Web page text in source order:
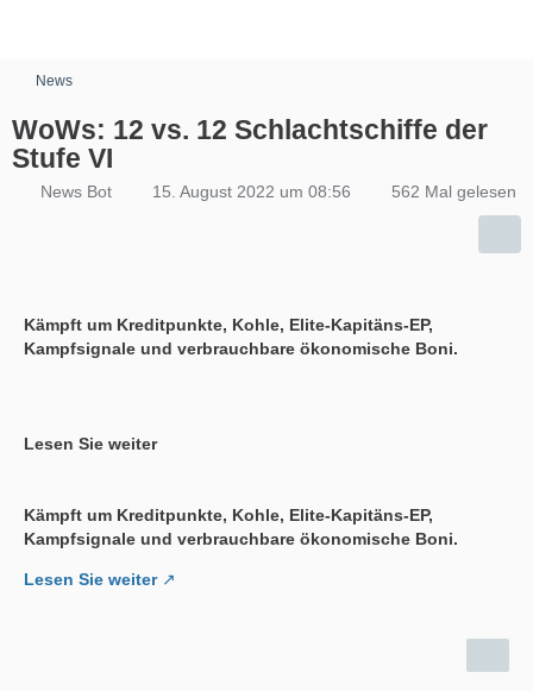
News
WoWs: 12 vs. 12 Schlachtschiffe der
Stufe VI
News Bot 15. August 2022 um 08:56 562 Mal gelesen
Kämpft um Kreditpunkte, Kohle, Elite-Kapitäns-EP,
Kampfsignale und verbrauchbare ökonomische Boni.
Lesen Sie weiter
Kämpft um Kreditpunkte, Kohle, Elite-Kapitäns-EP,
Kampfsignale und verbrauchbare ökonomische Boni.
Lesen Sie weiter